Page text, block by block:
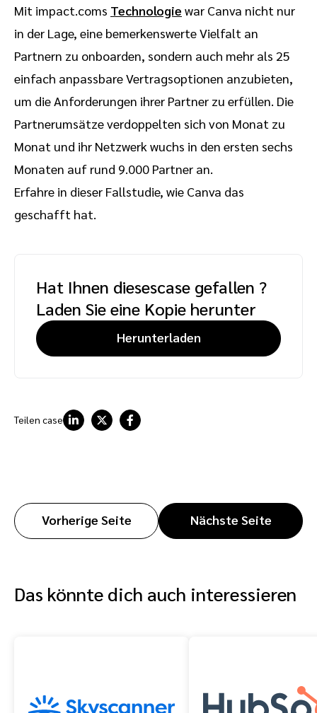
Mit impact.coms Technologie war Canva nicht nur
in der Lage, eine bemerkenswerte Vielfalt an
Partnern zu onboarden, sondern auch mehr als 25
einfach anpassbare Vertragsoptionen anzubieten,
um die Anforderungen ihrer Partner zu erfüllen. Die
Partnerumsätze verdoppelten sich von Monat zu
Monat und ihr Netzwerk wuchs in den ersten sechs
Monaten auf rund 9.000 Partner an.
Erfahre in dieser Fallstudie, wie Canva das
geschafft hat.
Hat Ihnen diesescase gefallen ?
Laden Sie eine Kopie herunter
Herunterladen
Teilen case
Vorherige Seite Nächste Seite
Das könnte dich auch interessieren